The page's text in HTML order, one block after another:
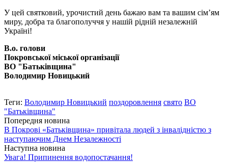
У цей святковий, урочистий день бажаю вам та вашим сім’ям
миру, добра та благополуччя у нашій рідній незалежній
Україні!
В.о. голови
Покровської міської організації
ВО "Батьківщина"
Володимир Новицький
Теги: Володимир Новицький поздоровлення свято ВО
"Батьківщина"
Попередня новина
В Покрові «Батьківщина» привітала людей з інвалідністю з
наступаючим Днем Незалежності
Наступна новина
Увага! Припинення водопостачання!